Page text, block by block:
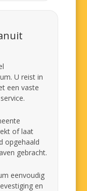
U reist in
een vaste
of laat
opgehaald
gebracht.
eenvoudig
en